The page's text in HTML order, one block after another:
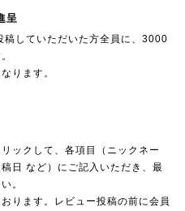
呈
していただいた方全員に、3000
ります。
ックして、各項目（ニックネー
日 など）にご記入いただき、最
。
ります。レビュー投稿の前に会員